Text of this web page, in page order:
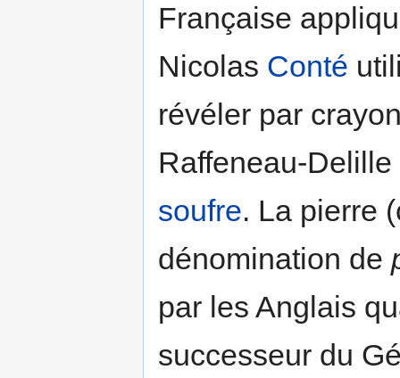
Française
Nicolas Conté
révéler par
Raffeneau-
soufre. La pierre
dénomination de
par les Anglais
successeur du